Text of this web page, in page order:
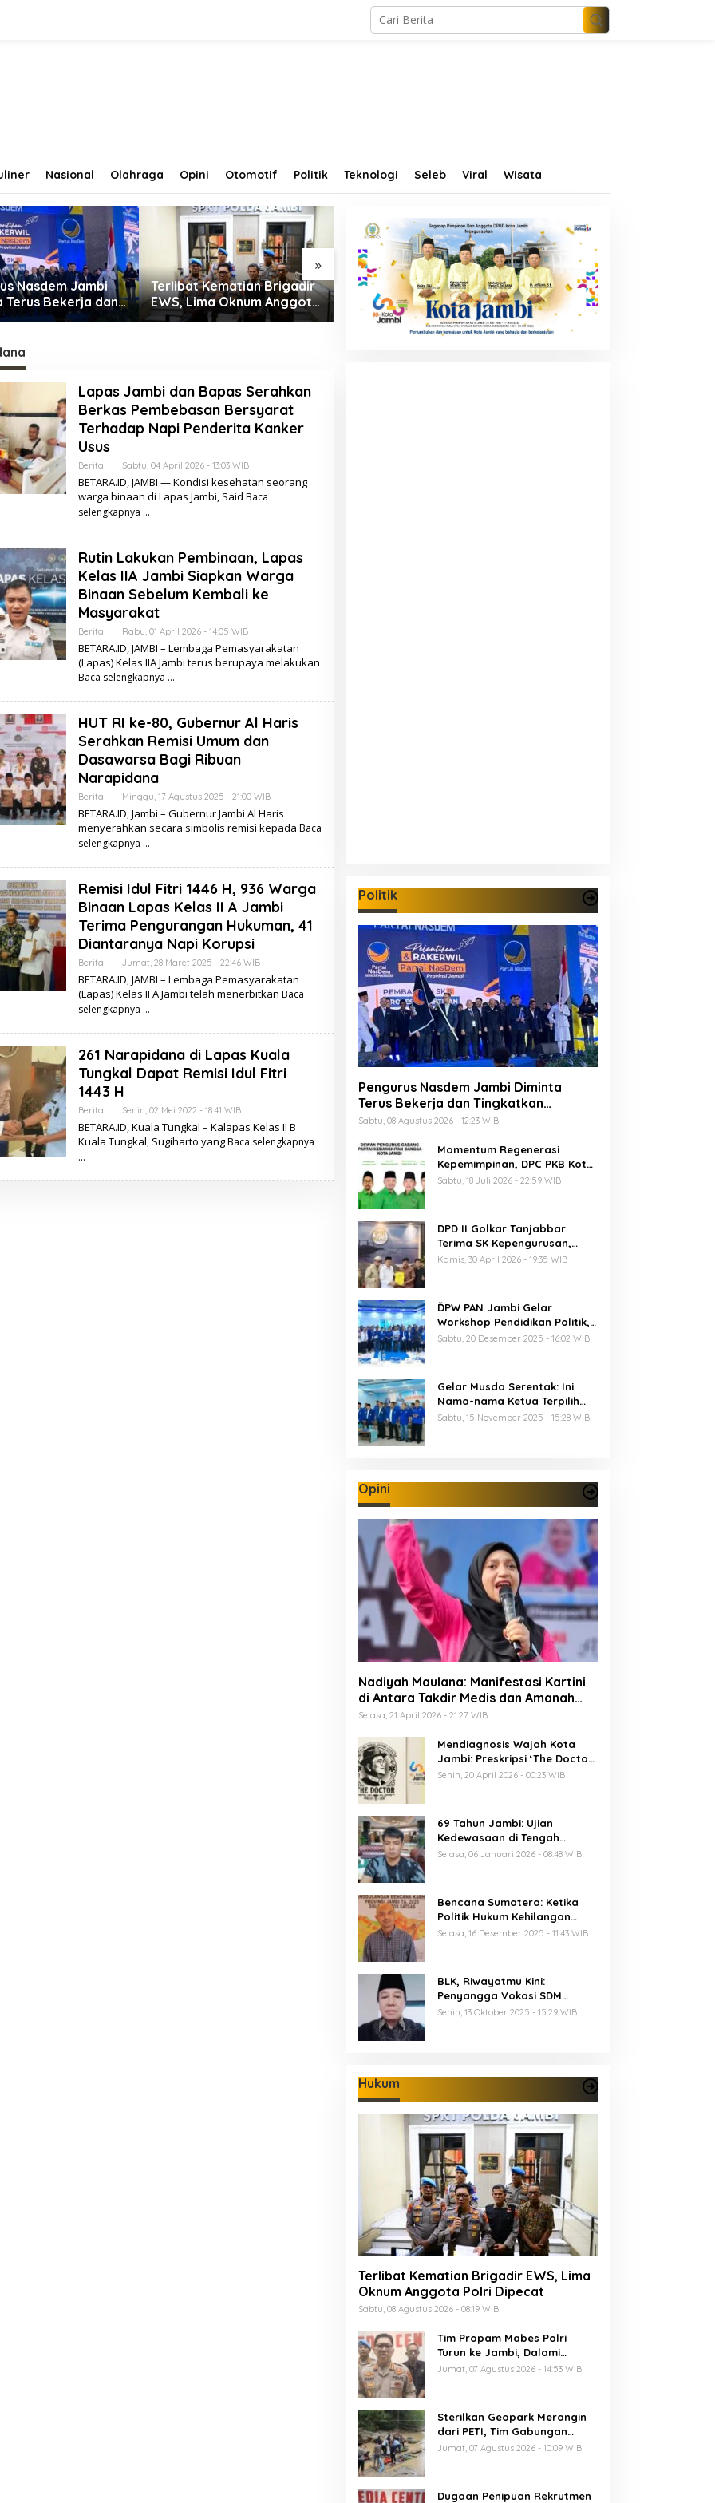
Nasional Olahraga Opini Otomotif Politik Teknologi Seleb Viral Wisata
»
Nasdem Jambi
Terus Bekerja dan
Perolehan
Terlibat Kematian Brigadir
EWS, Lima Oknum Anggota
Polri Dipecat
Tim Propam Mabes Polri
Turun ke Jambi, Dalami
Dugaan Penipuan
Rekrutmen Polri
Wamen Dikdasmen dan
Abdullah Sani Resmikan
Bungo Pintar: Dorong
Digitalisasi Pendidikan
Lapas Jambi dan Bapas Serahkan
Berkas Pembebasan Bersyarat
Terhadap Napi Penderita Kanker
Usus
Berita Sabtu, 04 April 2026 - 13:03 WIBO
L
E
H
R
A
.
D
BETARA.ID, JAMBI — Kondisi kesehatan seorang
warga binaan di Lapas Jambi, Said Baca
selengkapnya
Rutin Lakukan Pembinaan, Lapas
Kelas IIA Jambi Siapkan Warga
Binaan Sebelum Kembali ke
Masyarakat
Berita Rabu, 01 April 2026 - 14:05 WIBO
E
H
T
R
.
BETARA.ID, JAMBI – Lembaga Pemasyarakatan
(Lapas) Kelas IIA Jambi terus berupaya melakukan
Baca selengkapnya
HUT RI ke-80, Gubernur Al Haris
Serahkan Remisi Umum dan
Dasawarsa Bagi Ribuan
Narapidana
Berita Minggu, 17 Agustus 2025 - 21:00 WIBO
E
H
R
A
.
D
BETARA.ID, Jambi – Gubernur Jambi Al Haris
menyerahkan secara simbolis remisi kepada Baca
selengkapnya
Remisi Idul Fitri 1446 H, 936 Warga
Binaan Lapas Kelas II A Jambi
Terima Pengurangan Hukuman, 41
Diantaranya Napi Korupsi
Berita Jumat, 28 Maret 2025 - 22:46 WIBO
E
H
R
A
BETARA.ID, JAMBI – Lembaga Pemasyarakatan
(Lapas) Kelas II A Jambi telah menerbitkan Baca
selengkapnya
261 Narapidana di Lapas Kuala
Tungkal Dapat Remisi Idul Fitri
1443 H
Berita Senin, 02 Mei 2022 - 18:41 WIBO
E
H
BETARA.ID, Kuala Tungkal – Kalapas Kelas II B
Kuala Tungkal, Sugiharto yangBaca selengkapnya
Politik
Pengurus Nasdem Jambi Diminta
Terus Bekerja dan Tingkatkan
Perolehan Suara di Pemilu 2029
Sabtu, 08 Agustus 2026 - 12:23 WIB
Momentum Regenerasi
Kepemimpinan, DPC PKB Kota
Jambi Siap Sukseskan Harlah
Sabtu, 18 Juli 2026 - 22:59 WIB
DPD II Golkar Tanjabbar
Terima SK Kepengurusan,
Perdana di Jambi Pasca
Kamis, 30 April 2026 - 19:35 WIB
ĎPW PAN Jambi Gelar
Workshop Pendidikan Politik,
Al Haris Ajak Kader Perkuat
Sabtu, 20 Desember 2025 - 16:02 WIB
Gelar Musda Serentak: Ini
Nama-nama Ketua Terpilih
DPD PAN di Jambi
Sabtu, 15 November 2025 - 15:28 WIB
Opini
Nadiyah Maulana: Manifestasi Kartini
di Antara Takdir Medis dan Amanah
Publik
Selasa, 21 April 2026 - 21:27 WIB
Mendiagnosis Wajah Kota
Jambi: Preskripsi ‘The Doctor’
Menuju 625 Tahun Tanah Pilih
Senin, 20 April 2026 - 00:23 WIB
69 Tahun Jambi: Ujian
Kedewasaan di Tengah
Keterbatasan Anggaran
Selasa, 06 Januari 2026 - 08:48 WIB
Bencana Sumatera: Ketika
Politik Hukum Kehilangan
Arah dan Negara Kehilangan
Selasa, 16 Desember 2025 - 11:43 WIB
BLK, Riwayatmu Kini:
Penyangga Vokasi SDM
Provinsi Jambi
Senin, 13 Oktober 2025 - 15:29 WIB
Hukum
Terlibat Kematian Brigadir EWS, Lima
Oknum Anggota Polri Dipecat
Sabtu, 08 Agustus 2026 - 08:19 WIB
Tim Propam Mabes Polri
Turun ke Jambi, Dalami
Dugaan Penipuan Rekrutmen
Jumat, 07 Agustus 2026 - 14:53 WIB
Sterilkan Geopark Merangin
dari PETI, Tim Gabungan
Temukan Empat Rakit
Jumat, 07 Agustus 2026 - 10:09 WIB
Dugaan Penipuan Rekrutmen